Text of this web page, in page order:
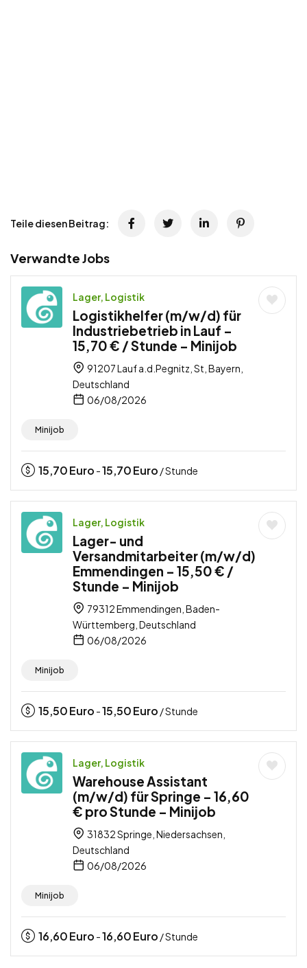
Teile diesen Beitrag:
Verwandte Jobs
Lager, Logistik
Logistikhelfer (m/w/d) für
Industriebetrieb in Lauf –
15,70 € / Stunde – Minijob
91207 Lauf a.d.Pegnitz, St, Bayern,
Deutschland
06/08/2026
Minijob
15,70Euro -15,70Euro / Stunde
Lager, Logistik
Lager- und
Versandmitarbeiter (m/w/d)
Emmendingen – 15,50 € /
Stunde – Minijob
79312 Emmendingen, Baden-
Württemberg, Deutschland
06/08/2026
Minijob
15,50Euro -15,50Euro / Stunde
Lager, Logistik
Warehouse Assistant
(m/w/d) für Springe – 16,60
€ pro Stunde – Minijob
31832 Springe, Niedersachsen,
Deutschland
06/08/2026
Minijob
16,60Euro -16,60Euro / Stunde